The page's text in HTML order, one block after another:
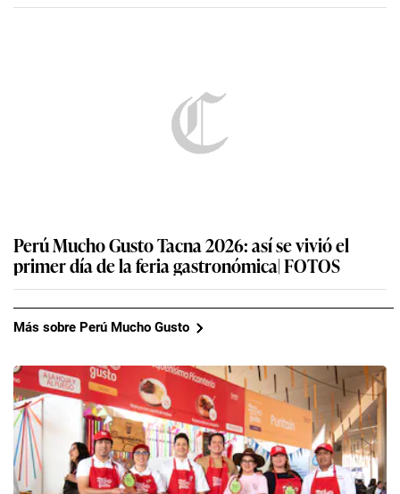
Perú Mucho Gusto Tacna 2026: así se vivió el
primer día de la feria gastronómica| FOTOS
Más sobre Perú Mucho Gusto